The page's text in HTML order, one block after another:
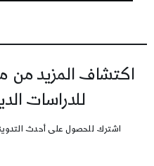
اكتشاف المزيد من
للدراسات
اشترك للحصول على أحدث